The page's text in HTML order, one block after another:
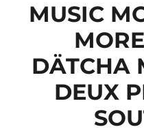
MUSIC
DÄTCHA
DEUX